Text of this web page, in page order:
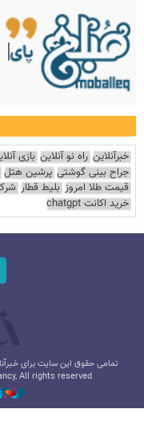
خبرآنلاین راه نو آنلاین بازی
جراح بینی گوشتی پرشین هتل
قیمت طلا امروز بلیط قطار
خرید اکانت chatgpt
تمامی حقوق این سایت برای
All rights reserved